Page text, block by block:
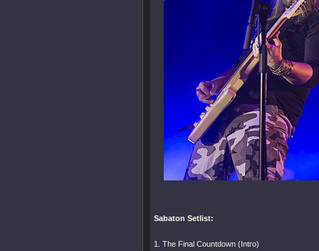
Sabaton Setlist:
1. The Final Countdown (Intro)